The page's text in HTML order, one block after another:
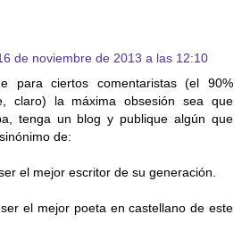
de noviembre de 2013 a las 12:10
para ciertos comentaristas (el 90%
claro) la máxima obsesión sea que
tenga un blog y publique algún que
de:
el mejor escritor de su generación.
el mejor poeta en castellano de este